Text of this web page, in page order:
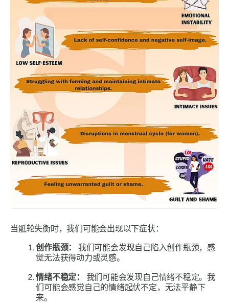
当骶轮失衡时，我们可能会出现以下症状：
创作瓶颈：
我们可能会发现自己陷入创作瓶颈，感
觉无法获得动力或灵感。
情绪不稳定：
我们可能会发现自己情绪不稳定。我
们可能会感觉自己的情绪起伏不定，无法平静下
来。